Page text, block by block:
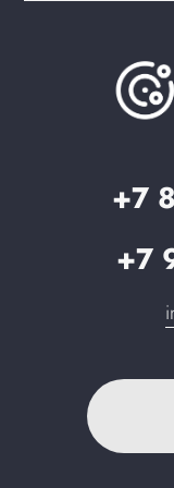
+7
+7
О компании
Вопрос-ответ
Запрос в